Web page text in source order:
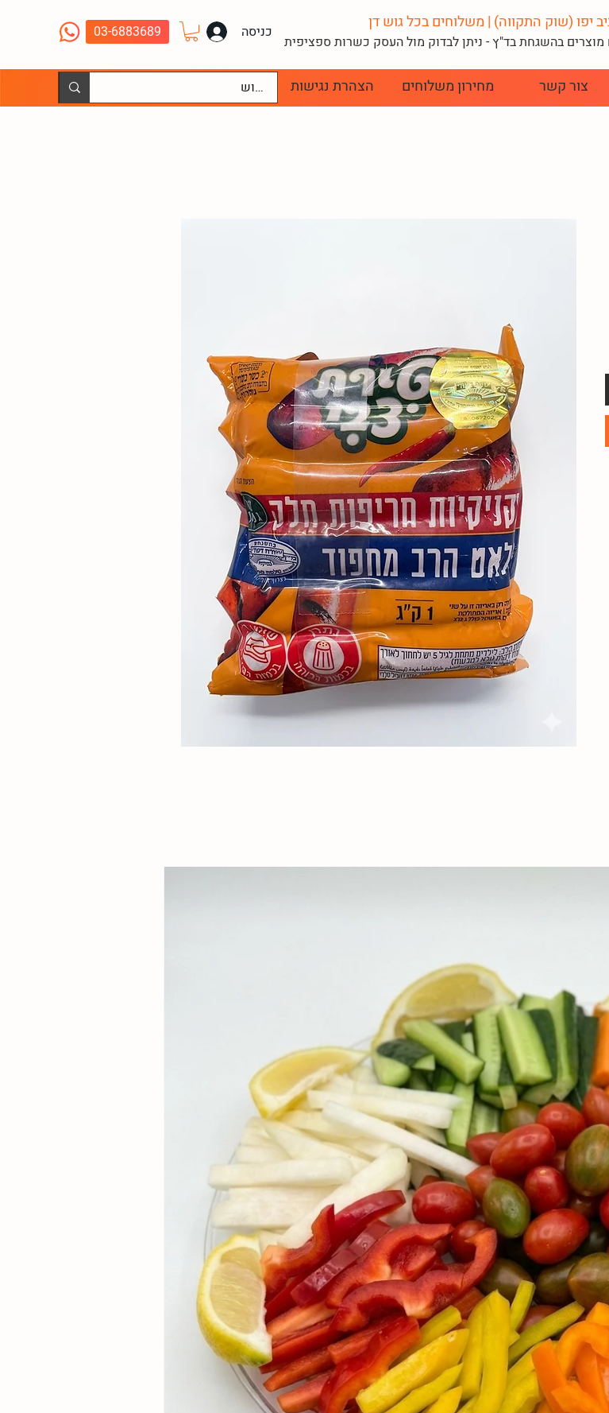
03-6883689 כניסה
בהשגחת בד"ץ - ניתן לבדוק מול העסק כשרות ספציפית
צור קשר מחירון משלוחים הצהרת נגישות